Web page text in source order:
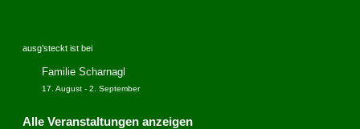
ausg’steckt ist bei
Familie Scharnagl
17. August- 2. September
Alle Veranstaltungen anzeigen